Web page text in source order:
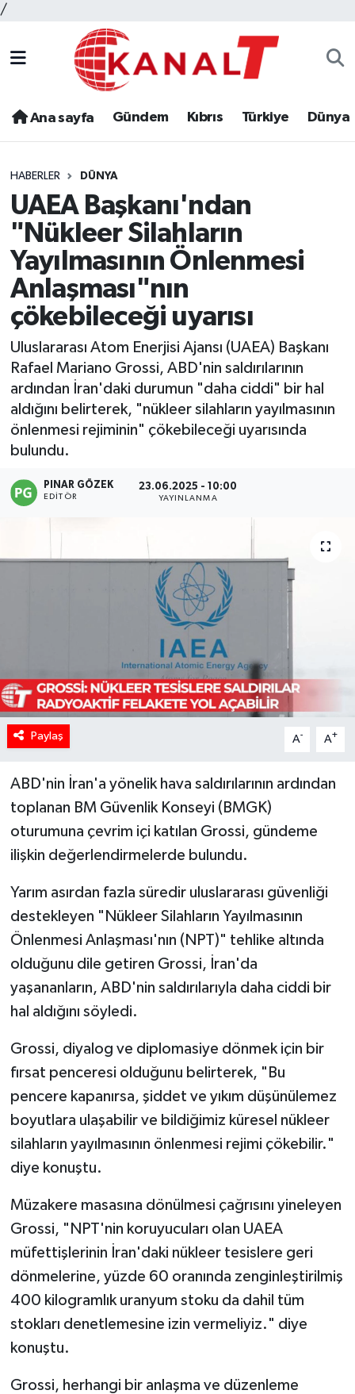
/
Ana sayfa Gündem Kıbrıs Türkiye Dünya
HABERLER DÜNYA
UAEA Başkanı'ndan
"Nükleer Silahların
Yayılmasının Önlenmesi
Anlaşması"nın
çökebileceği uyarısı
Uluslararası Atom Enerjisi Ajansı (UAEA) Başkanı
Rafael Mariano Grossi, ABD'nin saldırılarının
ardından İran'daki durumun "daha ciddi" bir hal
aldığını belirterek, "nükleer silahların yayılmasının
önlenmesi rejiminin" çökebileceği uyarısında
bulundu.
PINAR GÖZEK
EDITÖR
23.06.2025 - 10:00
YAYINLANMA
Paylaş A- A+
ABD'nin İran'a yönelik hava saldırılarının ardından
toplanan BM Güvenlik Konseyi (BMGK)
oturumuna çevrim içi katılan Grossi, gündeme
ilişkin değerlendirmelerde bulundu.
Yarım asırdan fazla süredir uluslararası güvenliği
destekleyen "Nükleer Silahların Yayılmasının
Önlenmesi Anlaşması'nın (NPT)" tehlike altında
olduğunu dile getiren Grossi, İran'da
yaşananların, ABD'nin saldırılarıyla daha ciddi bir
hal aldığını söyledi.
Grossi, diyalog ve diplomasiye dönmek için bir
fırsat penceresi olduğunu belirterek, "Bu
pencere kapanırsa, şiddet ve yıkım düşünülemez
boyutlara ulaşabilir ve bildiğimiz küresel nükleer
silahların yayılmasının önlenmesi rejimi çökebilir."
diye konuştu.
Müzakere masasına dönülmesi çağrısını yineleyen
Grossi, "NPT'nin koruyucuları olan UAEA
müfettişlerinin İran'daki nükleer tesislere geri
dönmelerine, yüzde 60 oranında zenginleştirilmiş
400 kilogramlık uranyum stoku da dahil tüm
stokları denetlemesine izin vermeliyiz." diye
konuştu.
Grossi, herhangi bir anlaşma ve düzenleme